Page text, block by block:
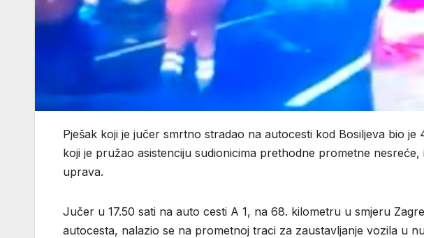
Pješak koji je jučer smrtno stradao na autocesti kod Bosiljeva bio
koji je pružao asistenciju sudionicima prethodne prometne
uprava.
Jučer u 17.50 sati na auto cesti A 1, na 68. kilometru u smjeru
autocesta, nalazio se na prometnoj traci za zaustavljanje vozila u